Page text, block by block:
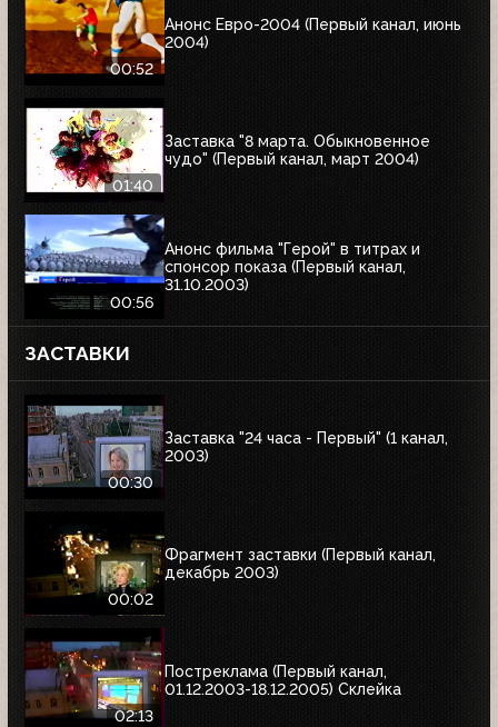
00:52
Анонс Евро-2004 (Первый канал, июнь
2004)
01:40
Заставка "8 марта. Обыкновенное
чудо" (Первый канал, март 2004)
00:56
Анонс фильма "Герой" в титрах и
спонсор показа (Первый канал,
31.10.2003)
ЗАСТАВКИ
00:30
Заставка "24 часа - Первый" (1 канал,
2003)
00:02
Фрагмент заставки (Первый канал,
декабрь 2003)
02:13
Постреклама (Первый канал,
01.12.2003-18.12.2005) Склейка